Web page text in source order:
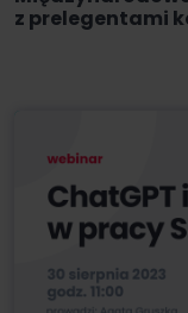
z prelegentami